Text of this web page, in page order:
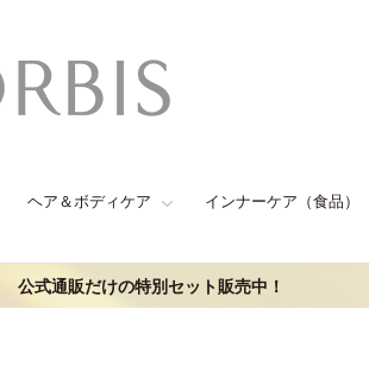
ヘア＆ボディケア インナーケア（食品）
公式通販だけの特別セット販売中！